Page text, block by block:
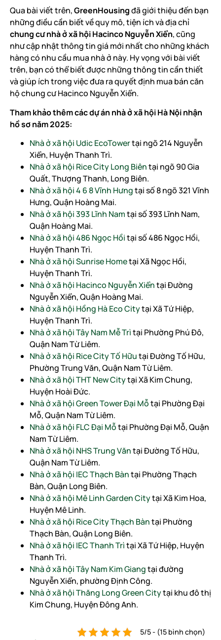
Qua bài viết trên,GreenHousingđã giới thiệu đến bạn
những điều cần biết về quy mô, tiện ích và địa chỉ
chung cư nhà ở xã hội Hacinco Nguyễn Xiển, cũng
như cập nhật thông tin giá mới nhất cho những khách
hàng có nhu cầu mua nhà ở này. Hy vọng với bài viết
trên, bạn có thể biết được những thông tin cần thiết
và giúp ích trong việc đưa ra quyết định mua bán căn
hộ chung cư Hacinco Nguyễn Xiển.
Tham khảo thêm các dự án nhà ở xã hội Hà Nội nhận
hồ sơ năm 2025:
Nhà ở xã hội Udic EcoTowertại ngõ 214 Nguyễn
Xiển, Huyện Thanh Trì.
Nhà ở xã hội Rice City Long Biêntại ngõ 90 Gia
Quất, Thượng Thanh, Long Biên.
Nhà ở xã hội 4 6 8 Vĩnh Hưngtại số 8 ngõ 321 Vĩnh
Hưng, Quận Hoàng Mai.
Nhà ở xã hội 393 Lĩnh Namtại số 393 Lĩnh Nam,
Quận Hoàng Mai.
Nhà ở xã hội 486 Ngọc Hồitại số 486 Ngọc Hồi,
Huyện Thanh Trì.
Nhà ở xã hội Sunrise Hometại Xã Ngọc Hồi,
Huyện Thanh Trì.
Nhà ở xã hội Hacinco Nguyễn Xiểntại Đường
Nguyễn Xiển, Quận Hoàng Mai.
Nhà ở xã hội Hồng Hà Eco Citytại Xã Tứ Hiệp,
Huyện Thanh Trì.
Nhà ở xã hội Tây Nam Mễ Trìtại Phường Phú Đô,
Quận Nam Từ Liêm.
Nhà ở xã hội Rice City Tố Hữutại Đường Tố Hữu,
Phường Trung Văn, Quận Nam Từ Liêm.
Nhà ở xã hội THT New Citytại Xã Kim Chung,
Huyện Hoài Đức.
Nhà ở xã hội Green Tower Đại Mỗtại Phường Đại
Mỗ, Quận Nam Từ Liêm.
Nhà ở xã hội FLC Đại Mỗtại Phường Đại Mỗ, Quận
Nam Từ Liêm.
Nhà ở xã hội NHS Trung Văntại Đường Tố Hữu,
Quận Nam Từ Liêm.
Nhà ở xã hội IEC Thạch Bàntại Phường Thạch
Bàn, Quận Long Biên.
Nhà ở xã hội Mê Linh Garden Citytại Xã Kim Hoa,
Huyện Mê Linh.
Nhà ở xã hội Rice City Thạch Bàntại Phường
Thạch Bàn, Quận Long Biên.
Nhà ở xã hội IEC Thanh Trìtại Xã Tứ Hiệp, Huyện
Thanh Trì.
Nhà ở xã hội Tây Nam Kim Giangtại đường
Nguyễn Xiển, phường Định Công.
Nhà ở xã hội Thăng Long Green Citytại khu đô thị
Kim Chung, Huyện Đông Anh.
5/5 - (15 bình chọn)